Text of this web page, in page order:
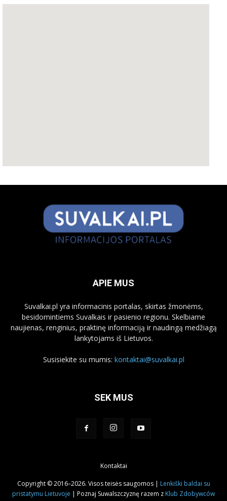
APIE MUS
Suvalkai.pl yra informacinis portalas, skirtas žmonėms,
besidomintiems Suvalkais ir pasienio regionu. Skelbiame
naujienas, renginius, praktinę informaciją ir naudingą medžiagą
lankytojams iš Lietuvos.
Susisiekite su mumis: kontaktai@suvalkai.pl
SEK MUS
Kontaktai
Copyright © 2016–2026. Visos teisės saugomos | Lenkiški baldai su
pristatymu Lietuvoje | Poznaj Suwalszczyznę razem z Klub Zdobywców